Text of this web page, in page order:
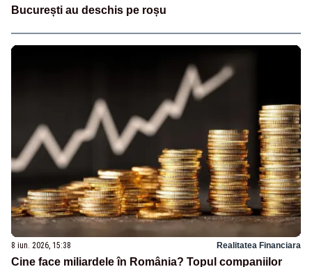
București au deschis pe roșu
8 iun. 2026, 15:38 Realitatea Financiara
Cine face miliardele în România? Topul companiilor